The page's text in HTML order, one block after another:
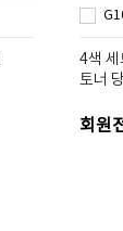
4색
토너
회원